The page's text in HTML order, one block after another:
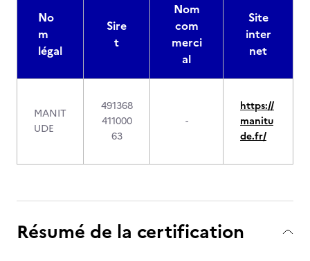
No
m
légal
Sire
t
Nom
com
merci
al
Site
inter
net
MANIT
UDE
491368
411000
63
-
https://
manitu
de.fr/
Résumé de la certification